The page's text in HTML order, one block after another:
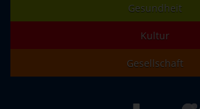
Gesundheit
Kultur
Gesellschaft